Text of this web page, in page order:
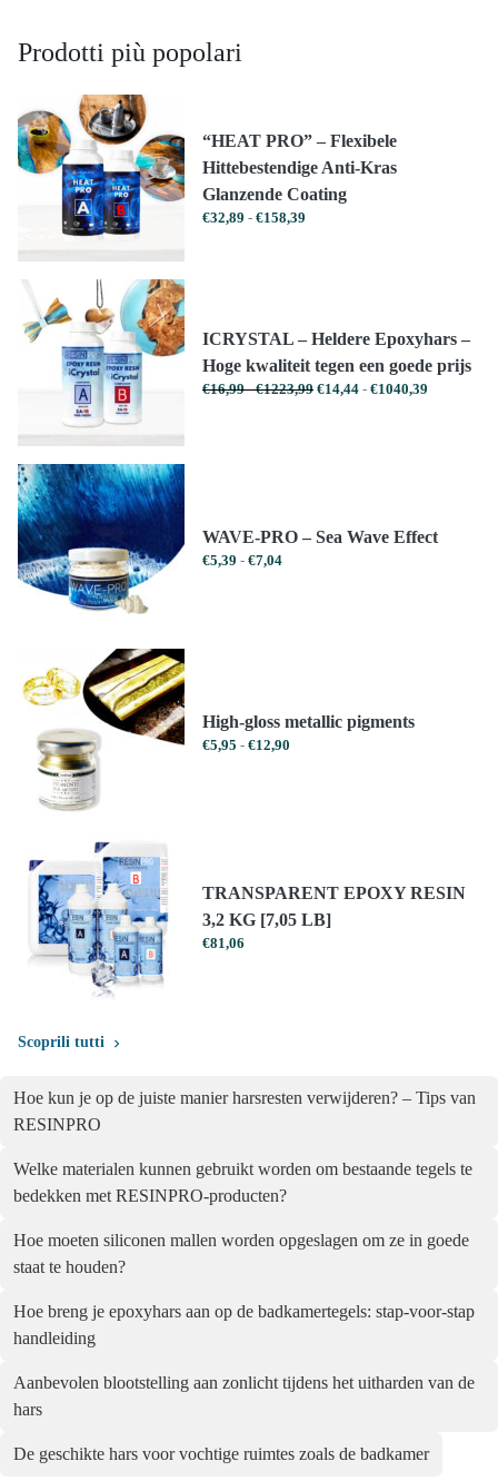
Prodotti più popolari
“HEAT PRO” – Flexibele
Hittebestendige Anti-Kras
Glanzende Coating
€32,89 - €158,39
ICRYSTAL – Heldere Epoxyhars –
Hoge kwaliteit tegen een goede prijs
€16,99 - €1223,99Prijsklasse:
€14,44 - €1040,39
WAVE-PRO – Sea Wave Effect
€5,39 - €7,04Prijsklasse:
High-gloss metallic pigments
€5,95 - €12,90
TRANSPARENT EPOXY RESIN
3,2 KG [7,05 LB]
€81,06
Scoprili tutti
Hoe kun je op de juiste manier harsresten verwijderen? – Tips van
RESINPRO
Welke materialen kunnen gebruikt worden om bestaande tegels te
bedekken met RESINPRO-producten?
Hoe moeten siliconen mallen worden opgeslagen om ze in goede
staat te houden?
Hoe breng je epoxyhars aan op de badkamertegels: stap-voor-stap
handleiding
Aanbevolen blootstelling aan zonlicht tijdens het uitharden van de
hars
De geschikte hars voor vochtige ruimtes zoals de badkamer